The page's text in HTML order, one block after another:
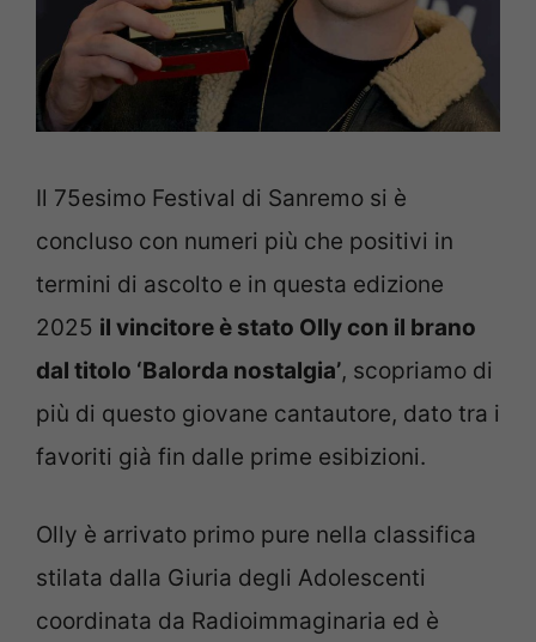
Il 75esimo Festival di Sanremo si è
concluso con numeri più che positivi in
termini di ascolto e in questa edizione
2025 il vincitore è stato Olly con il brano
dal titolo ‘Balorda nostalgia’, scopriamo di
più di questo giovane cantautore, dato tra i
favoriti già fin dalle prime esibizioni.
Olly è arrivato primo pure nella classifica
stilata dalla Giuria degli Adolescenti
coordinata da Radioimmaginaria ed è